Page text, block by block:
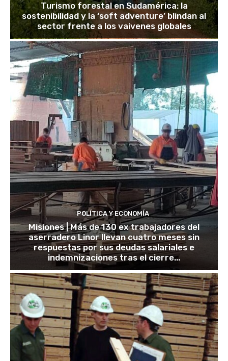
Turismo forestal en Sudamérica: la
sostenibilidad y la ‘soft adventure’ blindan al
sector frente a los vaivenes globales
POLÍTICA Y ECONOMÍA
Misiones | Más de 130 ex trabajadores del
aserradero Linor llevan cuatro meses sin
respuestas por sus deudas salariales e
indemnizaciones tras el cierre...